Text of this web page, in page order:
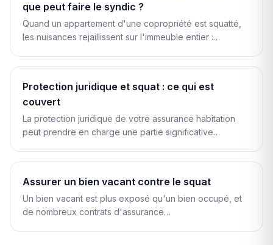
que peut faire le syndic ?
Quand un appartement d'une copropriété est squatté,
les nuisances rejaillissent sur l'immeuble entier :…
Protection juridique et squat : ce qui est
couvert
La protection juridique de votre assurance habitation
peut prendre en charge une partie significative…
Assurer un bien vacant contre le squat
Un bien vacant est plus exposé qu'un bien occupé, et
de nombreux contrats d'assurance…